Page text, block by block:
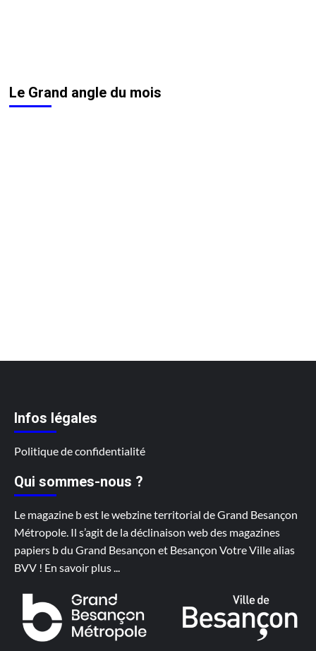
Le Grand angle du mois
Infos légales
Politique de confidentialité
Qui sommes-nous ?
Le magazine b est le webzine territorial de Grand Besançon
Métropole. Il s’agit de la déclinaison web des magazines
papiers b du Grand Besançon et Besançon Votre Ville alias
BVV ! En savoir plus...